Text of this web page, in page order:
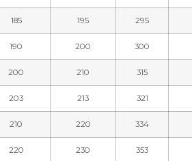
185 195 295
190 200 300
200 210 315
203 213 321
210 220 334
220 230 353